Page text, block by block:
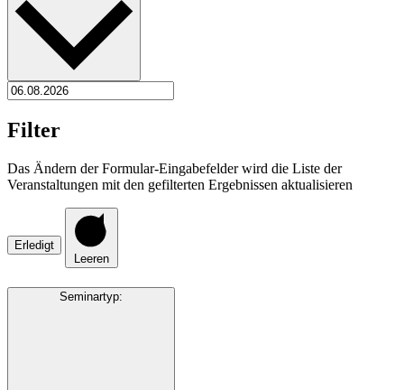
Filter
Das Ändern der Formular-Eingabefelder wird die Liste der
Veranstaltungen mit den gefilterten Ergebnissen aktualisieren
Erledigt
Leeren
Seminartyp: